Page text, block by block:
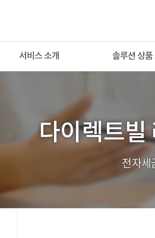
서비스 소개
서비스 이용 가이드
솔루션 연동 가이드
서비스 체험하기
솔루션 상품
다이렉트빌
전자세